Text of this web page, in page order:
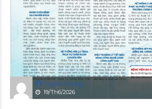
Ngan Dang
19/Th6/2026